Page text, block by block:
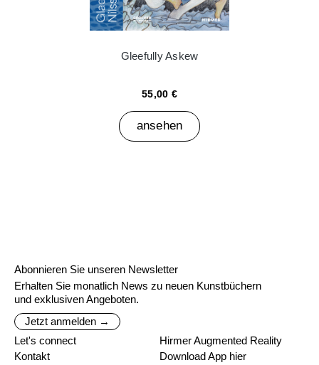
Gleefully Askew
55,00 €
ansehen
Abonnieren Sie unseren Newsletter
Erhalten Sie monatlich News zu neuen Kunstbüchern
und exklusiven Angeboten.
Jetzt anmelden →
Let's connect
Kontakt
Hirmer Augmented Reality
Download App hier